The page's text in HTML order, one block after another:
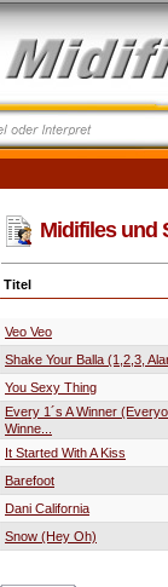
Midifiles und
Titel
Veo Veo
Shake Your Balla (1,2,3,
You Sexy Thing
Every 1´s A Winner
Winne...
It Started With A Kiss
Barefoot
Dani California
Snow (Hey Oh)